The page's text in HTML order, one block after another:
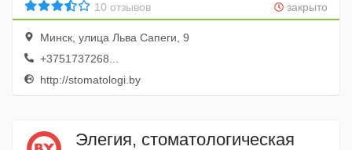
закрыто
10 отзывов
Минск, улица Льва Сапеги, 9
+3751737268...
http://stomatologi.by
Элегия, стоматологическая